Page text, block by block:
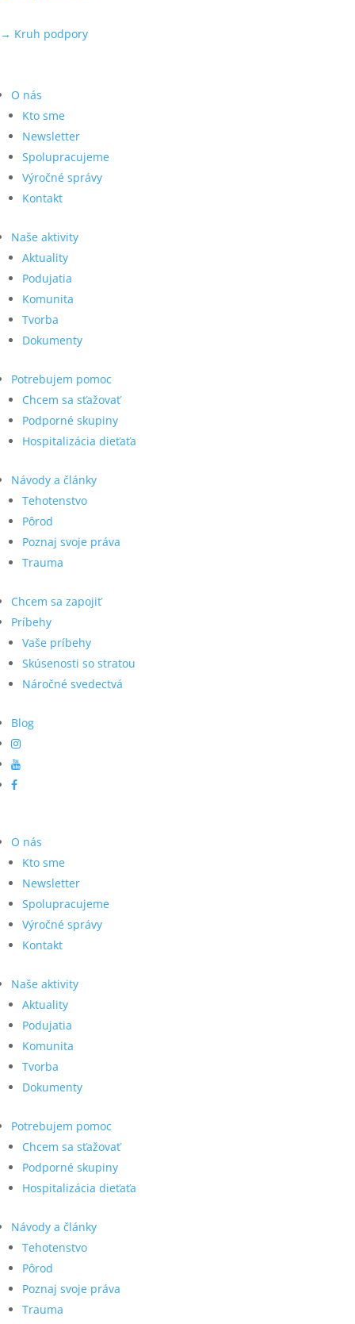
→ Kruh podpory
O nás
Kto sme
Newsletter
Spolupracujeme
Výročné správy
Kontakt
Naše aktivity
Aktuality
Podujatia
Komunita
Tvorba
Dokumenty
Potrebujem pomoc
Chcem sa sťažovať
Podporné skupiny
Hospitalizácia dieťaťa
Návody a články
Tehotenstvo
Pôrod
Poznaj svoje práva
Trauma
Chcem sa zapojiť
Príbehy
Vaše príbehy
Skúsenosti so stratou
Náročné svedectvá
Blog
O nás
Kto sme
Newsletter
Spolupracujeme
Výročné správy
Kontakt
Naše aktivity
Aktuality
Podujatia
Komunita
Tvorba
Dokumenty
Potrebujem pomoc
Chcem sa sťažovať
Podporné skupiny
Hospitalizácia dieťaťa
Návody a články
Tehotenstvo
Pôrod
Poznaj svoje práva
Trauma